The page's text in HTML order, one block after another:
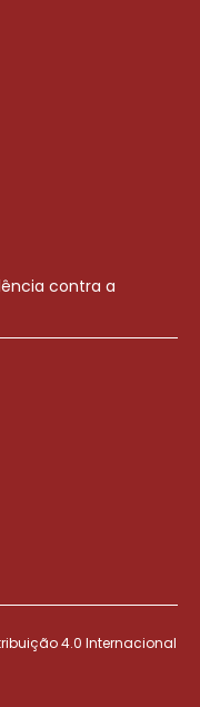
contra a
4.0 Internacional